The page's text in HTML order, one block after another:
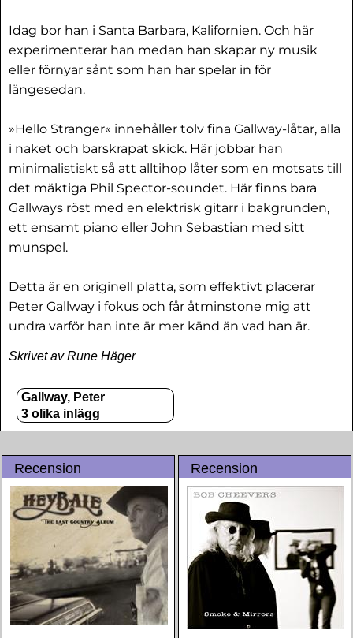
Idag bor han i Santa Barbara, Kalifornien. Och här
experimenterar han medan han skapar ny musik
eller förnyar sånt som han har spelar in för
längesedan.
»Hello Stranger« innehåller tolv fina Gallway-låtar, alla
i naket och barskrapat skick. Här jobbar han
minimalistiskt så att alltihop låter som en motsats till
det mäktiga Phil Spector-soundet. Här finns bara
Gallways röst med en elektrisk gitarr i bakgrunden,
ett ensamt piano eller John Sebastian med sitt
munspel.
Detta är en originell platta, som effektivt placerar
Peter Gallway i fokus och får åtminstone mig att
undra varför han inte är mer känd än vad han är.
Skrivet av Rune Häger
Gallway, Peter
3 olika inlägg
Recension Recension